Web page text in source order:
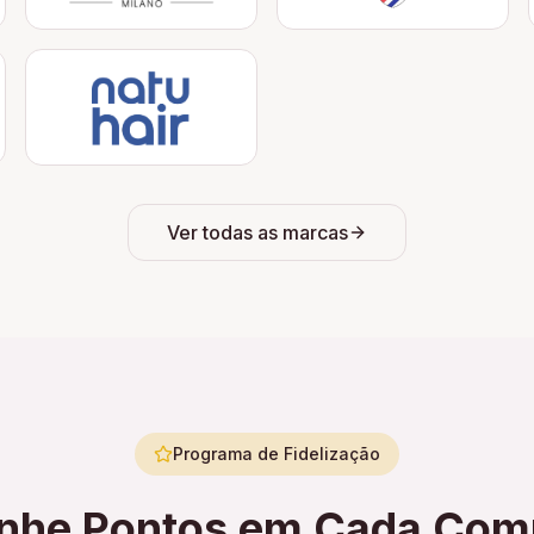
Ver todas as marcas
Programa de Fidelização